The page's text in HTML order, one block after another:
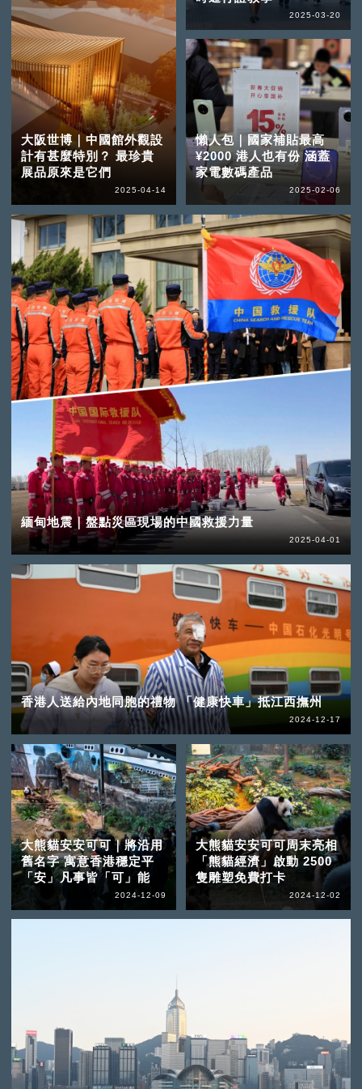
大阪世博｜中國館外觀設
計有甚麼特別？ 最珍貴
展品原來是它們
2025-04-14
緬甸地震｜盤點災區現場的中國救援力量
2025-04-01
2025-03-20
懶人包｜國家補貼最高
¥2000 港人也有份 涵蓋
家電數碼產品
2025-02-06
香港人送給內地同胞的禮物 「健康快車」抵江西撫州
2024-12-17
大熊貓安安可可｜將沿用
舊名字 寓意香港穩定平
「安」凡事皆「可」能
2024-12-09
大熊貓安安可可周末亮相
「熊貓經濟」啟動 2500
隻雕塑免費打卡
2024-12-02